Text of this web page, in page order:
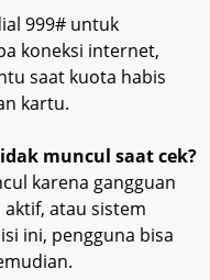
999# untuk
koneksi internet,
saat kuota habis
kartu.
muncul saat cek?
karena gangguan
atau sistem
ini, pengguna bisa